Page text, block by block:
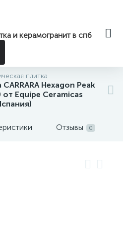
и керамогранит в спб
плитка
Hexagon Peak
от Equipe Ceramicas
Отзывы 0